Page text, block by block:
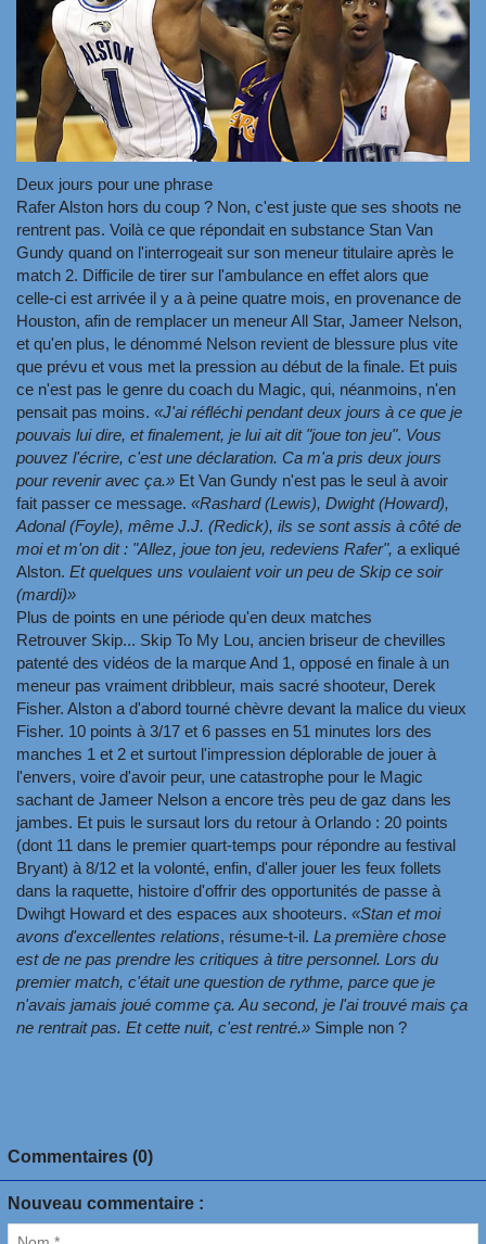
Deux jours pour une phrase
Rafer Alston hors du coup ? Non, c'est juste que ses shoots ne
rentrent pas. Voilà ce que répondait en substance Stan Van
Gundy quand on l'interrogeait sur son meneur titulaire après le
match 2. Difficile de tirer sur l'ambulance en effet alors que
celle-ci est arrivée il y a à peine quatre mois, en provenance de
Houston, afin de remplacer un meneur All Star, Jameer Nelson,
et qu'en plus, le dénommé Nelson revient de blessure plus vite
que prévu et vous met la pression au début de la finale. Et puis
ce n'est pas le genre du coach du Magic, qui, néanmoins, n'en
pensait pas moins. «J'ai réfléchi pendant deux jours à ce que je
pouvais lui dire, et finalement, je lui ait dit "joue ton jeu". Vous
pouvez l'écrire, c'est une déclaration. Ca m'a pris deux jours
pour revenir avec ça.» Et Van Gundy n'est pas le seul à avoir
fait passer ce message. «Rashard (Lewis), Dwight (Howard),
Adonal (Foyle), même J.J. (Redick), ils se sont assis à côté de
moi et m'on dit : "Allez, joue ton jeu, redeviens Rafer", a exliqué
Alston. Et quelques uns voulaient voir un peu de Skip ce soir
(mardi)»
Plus de points en une période qu'en deux matches
Retrouver Skip... Skip To My Lou, ancien briseur de chevilles
patenté des vidéos de la marque And 1, opposé en finale à un
meneur pas vraiment dribbleur, mais sacré shooteur, Derek
Fisher. Alston a d'abord tourné chèvre devant la malice du vieux
Fisher. 10 points à 3/17 et 6 passes en 51 minutes lors des
manches 1 et 2 et surtout l'impression déplorable de jouer à
l'envers, voire d'avoir peur, une catastrophe pour le Magic
sachant de Jameer Nelson a encore très peu de gaz dans les
jambes. Et puis le sursaut lors du retour à Orlando : 20 points
(dont 11 dans le premier quart-temps pour répondre au festival
Bryant) à 8/12 et la volonté, enfin, d'aller jouer les feux follets
dans la raquette, histoire d'offrir des opportunités de passe à
Dwihgt Howard et des espaces aux shooteurs. «Stan et moi
avons d'excellentes relations, résume-t-il. La première chose
est de ne pas prendre les critiques à titre personnel. Lors du
premier match, c'était une question de rythme, parce que je
n'avais jamais joué comme ça. Au second, je l'ai trouvé mais ça
ne rentrait pas. Et cette nuit, c'est rentré.» Simple non ?
Commentaires (0)
Nouveau commentaire :